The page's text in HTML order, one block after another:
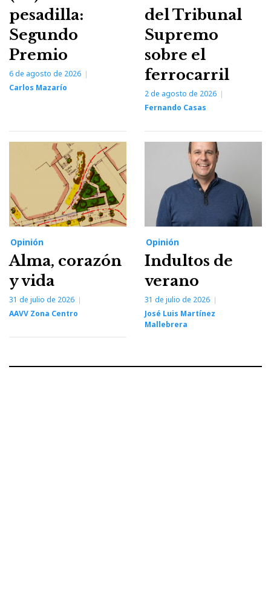
pesadilla:
Segundo
Premio
6 de agosto de 2026
Carlos Mazarío
del Tribunal
Supremo
sobre el
ferrocarril
2 de agosto de 2026
Fernando Casas
Opinión
Alma, corazón
y vida
31 de julio de 2026
AAVV Zona Centro
Opinión
Indultos de
verano
31 de julio de 2026
José Luis Martínez
Mallebrera